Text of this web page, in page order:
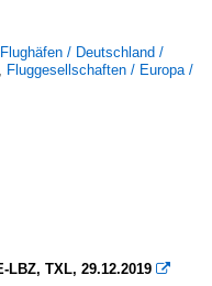
Flughäfen / Deutschland /
, Fluggesellschaften / Europa /
TXL, 29.12.2019 